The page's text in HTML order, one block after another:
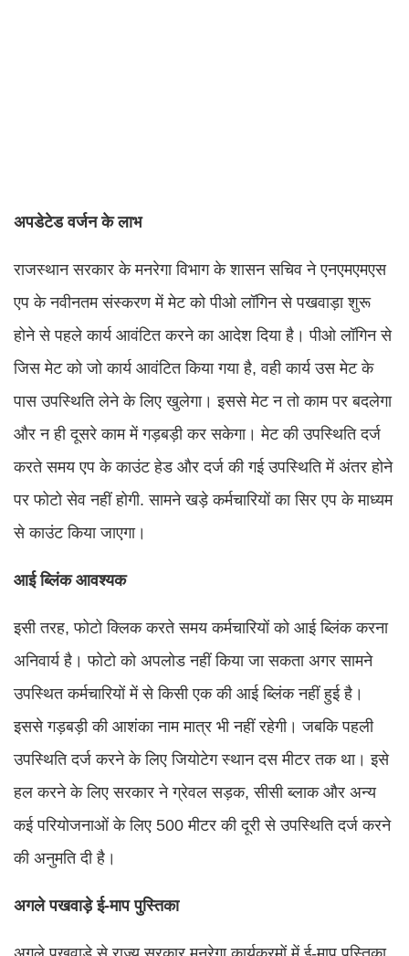
अपडेटेड वर्जन के लाभ
राजस्थान सरकार के मनरेगा विभाग के शासन सचिव ने एनएमएमएस
एप के नवीनतम संस्करण में मेट को पीओ लॉगिन से पखवाड़ा शुरू
होने से पहले कार्य आवंटित करने का आदेश दिया है। पीओ लॉगिन से
जिस मेट को जो कार्य आवंटित किया गया है, वही कार्य उस मेट के
पास उपस्थिति लेने के लिए खुलेगा। इससे मेट न तो काम पर बदलेगा
और न ही दूसरे काम में गड़बड़ी कर सकेगा। मेट की उपस्थिति दर्ज
करते समय एप के काउंट हेड और दर्ज की गई उपस्थिति में अंतर होने
पर फोटो सेव नहीं होगी. सामने खड़े कर्मचारियों का सिर एप के माध्यम
से काउंट किया जाएगा।
आई ब्लिंक आवश्यक
इसी तरह, फोटो क्लिक करते समय कर्मचारियों को आई ब्लिंक करना
अनिवार्य है। फोटो को अपलोड नहीं किया जा सकता अगर सामने
उपस्थित कर्मचारियों में से किसी एक की आई ब्लिंक नहीं हुई है।
इससे गड़बड़ी की आशंका नाम मात्र भी नहीं रहेगी। जबकि पहली
उपस्थिति दर्ज करने के लिए जियोटेग स्थान दस मीटर तक था। इसे
हल करने के लिए सरकार ने ग्रेवल सड़क, सीसी ब्लाक और अन्य
कई परियोजनाओं के लिए 500 मीटर की दूरी से उपस्थिति दर्ज करने
की अनुमति दी है।
अगले पखवाड़े ई-माप पुस्तिका